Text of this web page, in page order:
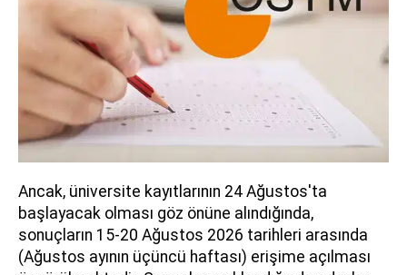
Ancak, üniversite kayıtlarının 24 Ağustos'ta
başlayacak olması göz önüne alındığında,
sonuçların 15-20 Ağustos 2026 tarihleri arasında
(Ağustos ayının üçüncü haftası) erişime açılması